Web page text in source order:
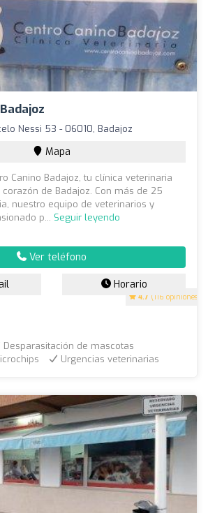
4.7 (116 opiniones)
Nessi 53 - 06010, Badajoz
Mapa
Canino Badajoz, tu clínica veterinaria
de Badajoz. Con más de 25
nuestro equipo de veterinarios y
p... Seguir leyendo
Ver teléfono
Horario
Desparasitación de mascotas
Urgencias veterinarias